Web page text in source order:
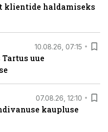
haldamiseks
10.08.26, 07:15
uue
07.08.26, 12:10
kaupluse